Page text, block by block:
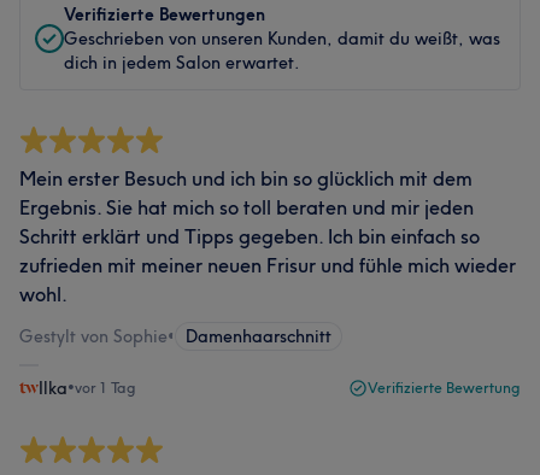
Verifizierte Bewertungen
Geschrieben von unseren Kunden, damit du weißt, was
dich in jedem Salon erwartet.
Mein erster Besuch und ich bin so glücklich mit dem
Ergebnis. Sie hat mich so toll beraten und mir jeden
Schritt erklärt und Tipps gegeben. Ich bin einfach so
zufrieden mit meiner neuen Frisur und fühle mich wieder
wohl.
Gestylt von Sophie• Damenhaarschnitt
Ilka•vor 1 Tag Verifizierte Bewertung